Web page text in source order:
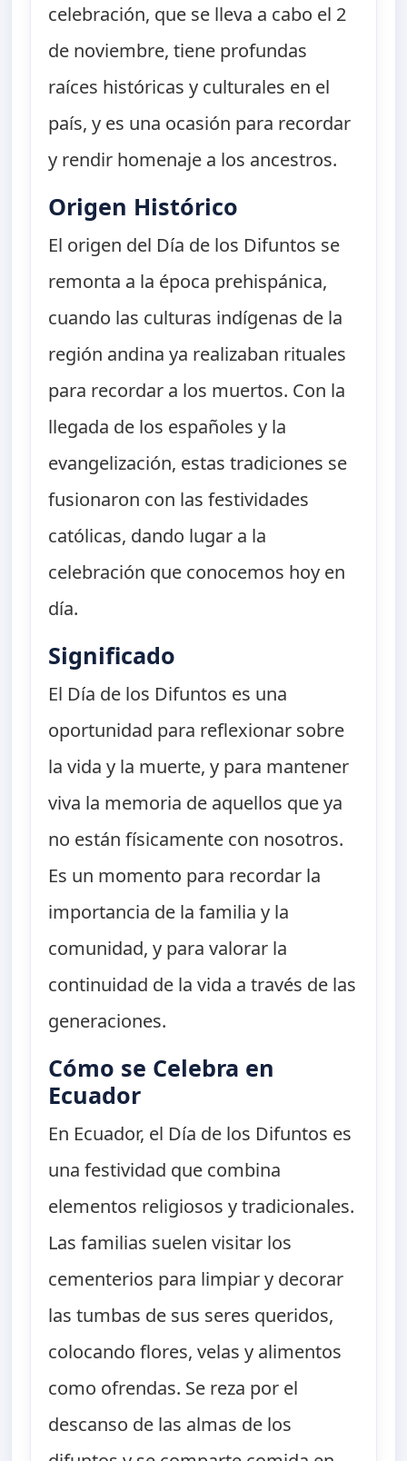
celebración, que se lleva a cabo el 2
de noviembre, tiene profundas
raíces históricas y culturales en el
país, y es una ocasión para recordar
y rendir homenaje a los ancestros.
Origen Histórico
El origen del Día de los Difuntos se
remonta a la época prehispánica,
cuando las culturas indígenas de la
región andina ya realizaban rituales
para recordar a los muertos. Con la
llegada de los españoles y la
evangelización, estas tradiciones se
fusionaron con las festividades
católicas, dando lugar a la
celebración que conocemos hoy en
día.
Significado
El Día de los Difuntos es una
oportunidad para reflexionar sobre
la vida y la muerte, y para mantener
viva la memoria de aquellos que ya
no están físicamente con nosotros.
Es un momento para recordar la
importancia de la familia y la
comunidad, y para valorar la
continuidad de la vida a través de las
generaciones.
Cómo se Celebra en
Ecuador
En Ecuador, el Día de los Difuntos es
una festividad que combina
elementos religiosos y tradicionales.
Las familias suelen visitar los
cementerios para limpiar y decorar
las tumbas de sus seres queridos,
colocando flores, velas y alimentos
como ofrendas. Se reza por el
descanso de las almas de los